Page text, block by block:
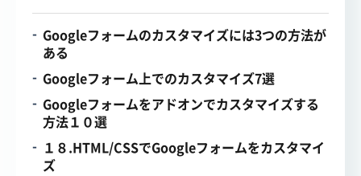
Googleフォームのカスタマイズには3つの方法が
ある
Googleフォーム上でのカスタマイズ7選
Googleフォームをアドオンでカスタマイズする
方法１０選
１８.HTML/CSSでGoogleフォームをカスタマイ
ズ